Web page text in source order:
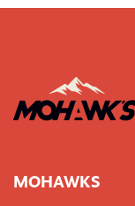
MOHAWKS